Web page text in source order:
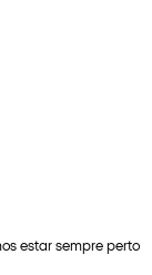
estar sempre perto